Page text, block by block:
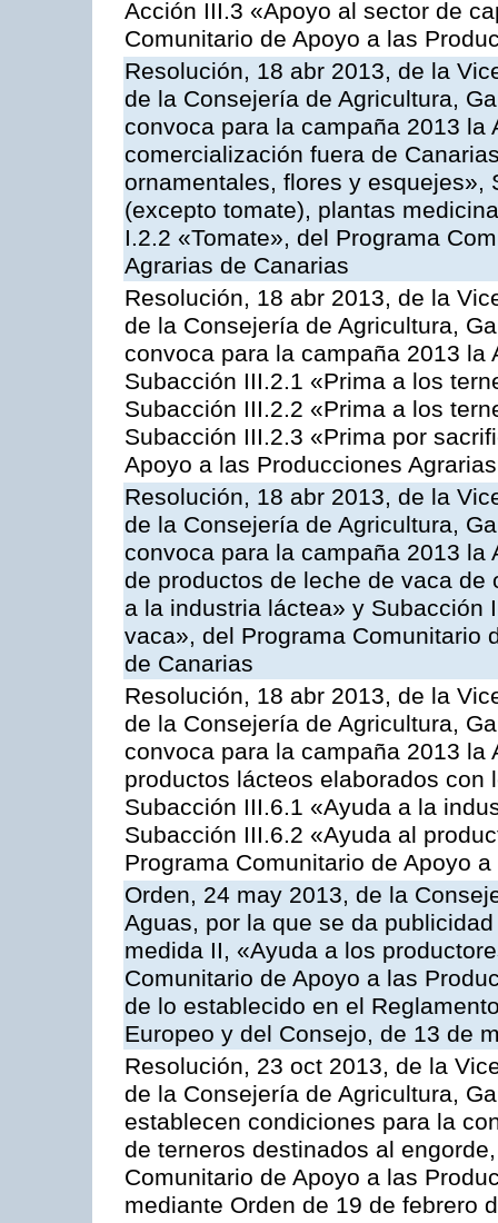
Acción III.3 «Apoyo al sector de
Comunitario de Apoyo a las
Resolución, 18 abr 2013, de la
de la Consejería de Agricultura,
convoca para la campaña 2013 la
comercialización fuera de
ornamentales, flores y esquejes»,
(excepto tomate), plantas
I.2.2 «Tomate», del Programa
Agrarias de Canarias
Resolución, 18 abr 2013, de la
de la Consejería de Agricultura,
convoca para la campaña 2013
Subacción III.2.1 «Prima a los
Subacción III.2.2 «Prima a los
Subacción III.2.3 «Prima por
Apoyo a las Producciones
Resolución, 18 abr 2013, de la
de la Consejería de Agricultura,
convoca para la campaña 2013
de productos de leche de vaca
a la industria láctea» y Subacción
vaca», del Programa Comunitario
de Canarias
Resolución, 18 abr 2013, de la
de la Consejería de Agricultura,
convoca para la campaña 2013
productos lácteos elaborados
Subacción III.6.1 «Ayuda a la
Subacción III.6.2 «Ayuda al
Programa Comunitario de Apoyo
Orden, 24 may 2013, de la
Aguas, por la que se da
medida II, «Ayuda a los
Comunitario de Apoyo a las
de lo establecido en el
Europeo y del Consejo, de 13 de
Resolución, 23 oct 2013, de la
de la Consejería de Agricultura,
establecen condiciones para la
de terneros destinados al
Comunitario de Apoyo a las
mediante Orden de 19 de febrero